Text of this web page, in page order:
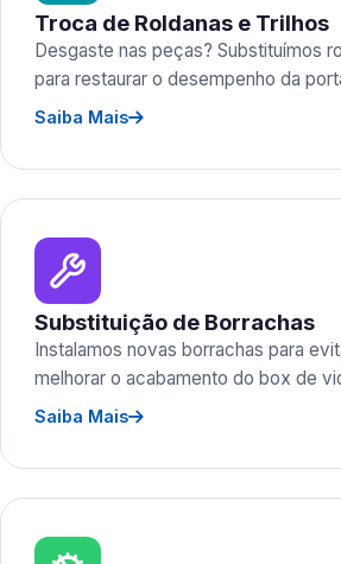
Troca de Roldanas e Trilhos
Desgaste nas peças? Substituímos
para restaurar o desempenho da
Saiba Mais
Substituição de Borrachas
Instalamos novas borrachas para
melhorar o acabamento do box de
Saiba Mais